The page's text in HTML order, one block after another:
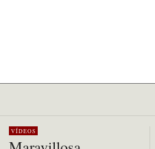
VÍDEOS